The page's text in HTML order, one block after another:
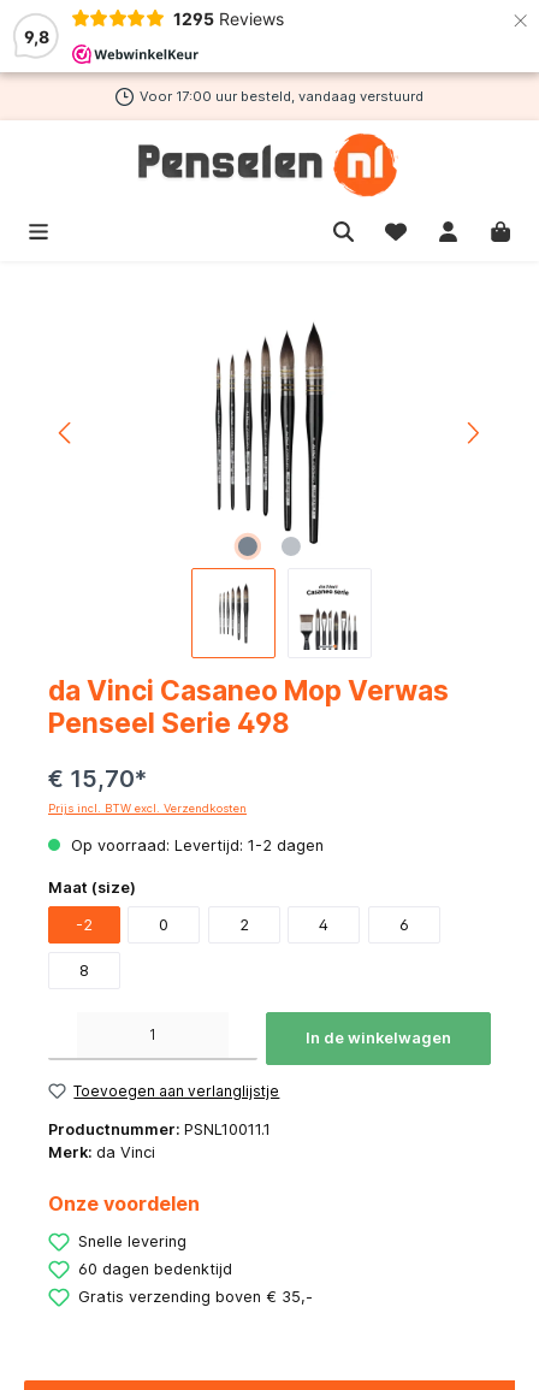
9,8
1295 Reviews ×
hoofdinhoud
Voor 17:00 uur besteld, vandaag verstuurd
da Vinci Casaneo Mop Verwas
Penseel Serie 498
€ 15,70*
Prijs incl. BTW excl. Verzendkosten
Op voorraad: Levertijd: 1-2 dagen
Maat (size)
-2 0 2 4 6
8
In de winkelwagen
Toevoegen aan verlanglijstje
Productnummer: PSNL10011.1
Merk: da Vinci
Onze voordelen
Snelle levering
60 dagen bedenktijd
Gratis verzending boven € 35,-